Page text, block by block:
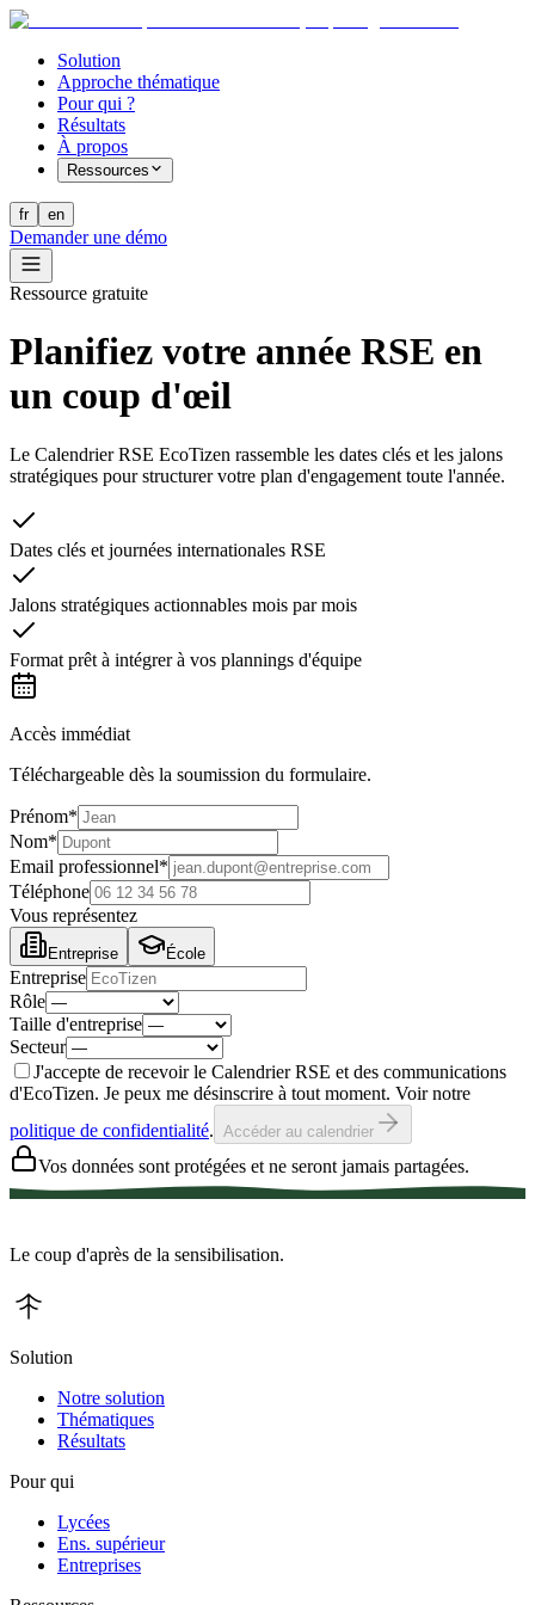
Solution
Approche thématique
Pour qui ?
Résultats
À propos
Ressources
fr en
Demander une démo
Ressource gratuite
Planifiez votre année RSE en
un coup d'œil
Le Calendrier RSE EcoTizen rassemble les dates clés et les jalons
stratégiques pour structurer votre plan d'engagement toute l'année.
Dates clés et journées internationales RSE
Jalons stratégiques actionnables mois par mois
Format prêt à intégrer à vos plannings d'équipe
Accès immédiat
Téléchargeable dès la soumission du formulaire.
Prénom*
Nom*
Email professionnel*
Téléphone
Vous représentez
Entreprise École
Entreprise
Rôle
Taille d'entreprise
Secteur
J'accepte de recevoir le Calendrier RSE et des communications
d'EcoTizen. Je peux me désinscrire à tout moment. Voir notre
politique de confidentialité. Accéder au calendrier
Vos données sont protégées et ne seront jamais partagées.
Le coup d'après de la sensibilisation.
Solution
Notre solution
Thématiques
Résultats
Pour qui
Lycées
Ens. supérieur
Entreprises